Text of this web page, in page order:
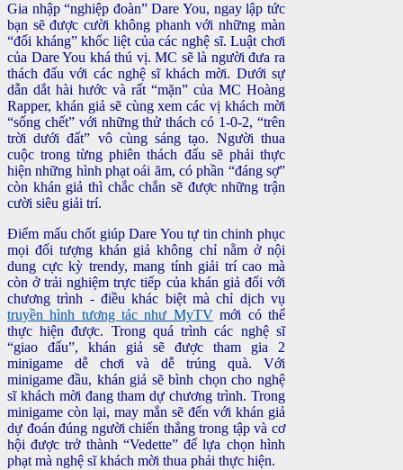
Gia nhập “nghiệp đoàn” Dare You, ngay lập tức
bạn sẽ được cười không phanh với những màn
“đối kháng” khốc liệt của các nghệ sĩ. Luật chơi
của Dare You khá thú vị. MC sẽ là người đưa ra
thách đấu với các nghệ sĩ khách mời. Dưới sự
dẫn dắt hài hước và rất “mặn” của MC Hoàng
Rapper, khán giả sẽ cùng xem các vị khách mời
“sống chết” với những thử thách có 1-0-2, “trên
trời dưới đất” vô cùng sáng tạo. Người thua
cuộc trong từng phiên thách đấu sẽ phải thực
hiện những hình phạt oái ăm, có phần “đáng sợ”
còn khán giả thì chắc chắn sẽ được những trận
cười siêu giải trí.
Điểm mấu chốt giúp Dare You tự tin chinh phục
mọi đối tượng khán giả không chỉ nằm ở nội
dung cực kỳ trendy, mang tính giải trí cao mà
còn ở trải nghiệm trực tiếp của khán giả đối với
chương trình - điều khác biệt mà chỉ dịch vụ
truyền hình tương tác như MyTVmới có thể
thực hiện được. Trong quá trình các nghệ sĩ
“giao đấu”, khán giả sẽ được tham gia 2
minigame dễ chơi và dễ trúng quà. Với
minigame đầu, khán giả sẽ bình chọn cho nghệ
sĩ khách mời đang tham dự chương trình. Trong
minigame còn lại, may mắn sẽ đến với khán giả
dự đoán đúng người chiến thắng trong tập và cơ
hội được trở thành “Vedette” để lựa chọn hình
phạt mà nghệ sĩ khách mời thua phải thực hiện.